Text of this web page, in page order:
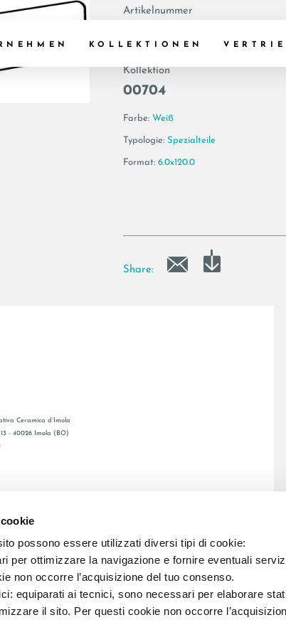
possono essere utilizzati diversi tipi di cookie:
per ottimizzare la navigazione e fornire eventuali
non occorre l’acquisizione del tuo consenso.
equiparati ai tecnici, sono necessari per elaborare
il sito. Per questi cookie non occorre
KOLLEKTIONEN
Artikelnummer
Kollektion
00704
Farbe: Weiß
Typologie: Spezialteile
Format: 6.0x120.0
Share:
Ceramica d’Imola
- 40026 Imola (BO)
E REG. IMPR. BO 00286900378 R.E.A. BO 5545